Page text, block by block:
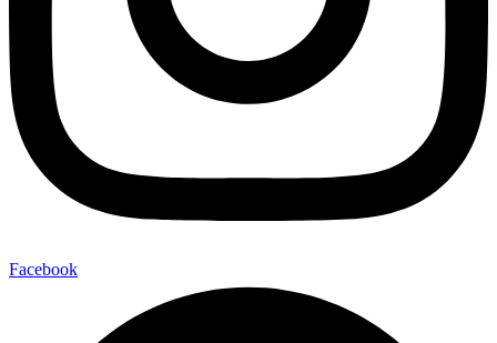
Facebook